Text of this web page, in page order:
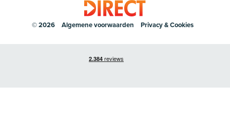
© 2026 Algemene voorwaarden Privacy & Cookies